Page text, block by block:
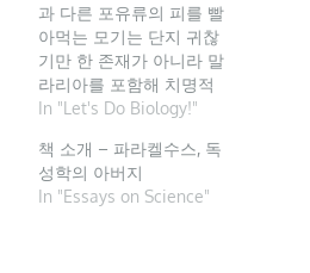
과 다른 포유류의 피를 빨
아먹는 모기는 단지 귀찮
기만 한 존재가 아니라 말
라리아를 포함해 치명적
인 질병을 옮기는 위험한
점에서 보면 모기는 놀라
운 곤충이다. 이렇게 작은
곤충이 먼 거리에서 사람
In "Let's Do Biology!"
책 소개 – 파라켈수스, 독
성학의 아버지
In "Essays on Science"